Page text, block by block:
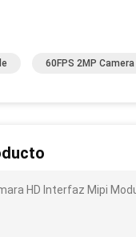
60FPS 2MP
HD Interfaz Mipi